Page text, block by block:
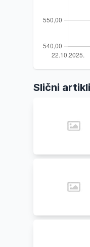
Slični artikli